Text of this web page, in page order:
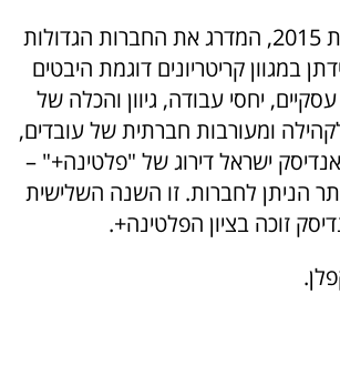
דירוג מעלה לשנת 2015, המדרג את החברות הגדולות
במגוון קריטריונים דוגמת היבטים
יחסי עבודה, גיוון והכלה של
ומעורבות חברתית של עובדים,
ישראל דירוג של "פלטינה+" –
הניתן לחברות. זו השנה השלישית
זוכה בציון הפלטינה+.